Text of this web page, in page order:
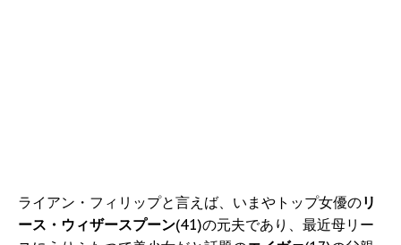
ライアン・フィリップと言えば、いまやトップ女優のリ
ース・ウィザースプーン(41)の元夫であり、最近母リー